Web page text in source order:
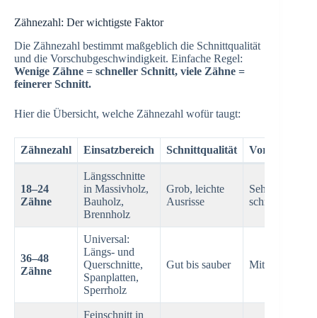
Zähnezahl: Der wichtigste Faktor
Die Zähnezahl bestimmt maßgeblich die Schnittqualität
und die Vorschubgeschwindigkeit. Einfache Regel:
Wenige Zähne = schneller Schnitt, viele Zähne =
feinerer Schnitt.
Hier die Übersicht, welche Zähnezahl wofür taugt:
Zähnezahl Einsatzbereich Schnittqualität Vorschub
18–24
Zähne
Längsschnitte
in Massivholz,
Bauholz,
Brennholz
Grob, leichte
Ausrisse
Sehr
schnell
36–48
Zähne
Universal:
Längs- und
Querschnitte,
Spanplatten,
Sperrholz
Gut bis sauber Mittel
Feinschnitt in